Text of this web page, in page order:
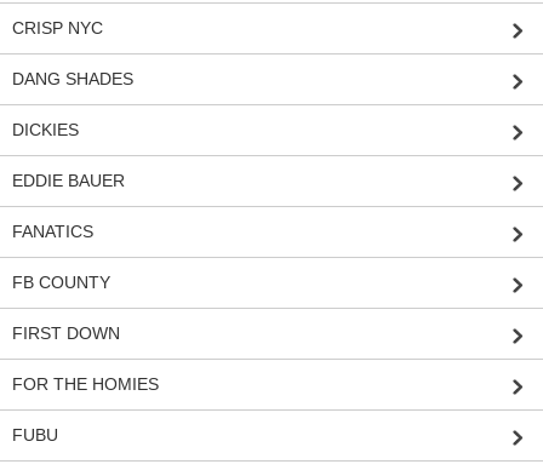
CRISP NYC
DANG SHADES
DICKIES
EDDIE BAUER
FANATICS
FB COUNTY
FIRST DOWN
FOR THE HOMIES
FUBU